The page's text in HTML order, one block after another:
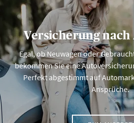
Versicherung
Egal, ob Neuwagen oder
bekommen Sie eine
Perfekt abgestimmt auf
Ansprüche.